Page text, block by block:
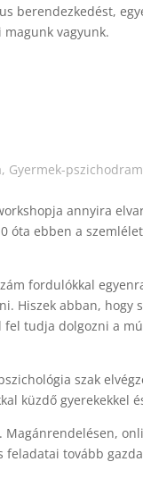
berendezkedést,
vagyunk.
Gyermek-
annyira
óta ebben a
fordulókkal
Hiszek abban, hogy
fel tudja dolgozni a
szak
küzdő gyerekekkel
Magánrendelésen,
tovább